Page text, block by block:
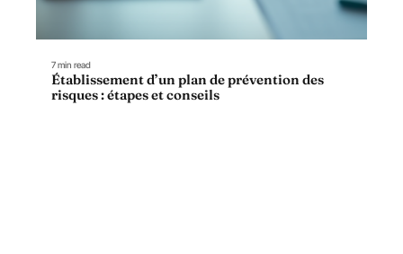
7 min read
Établissement d’un plan de prévention des
risques : étapes et conseils